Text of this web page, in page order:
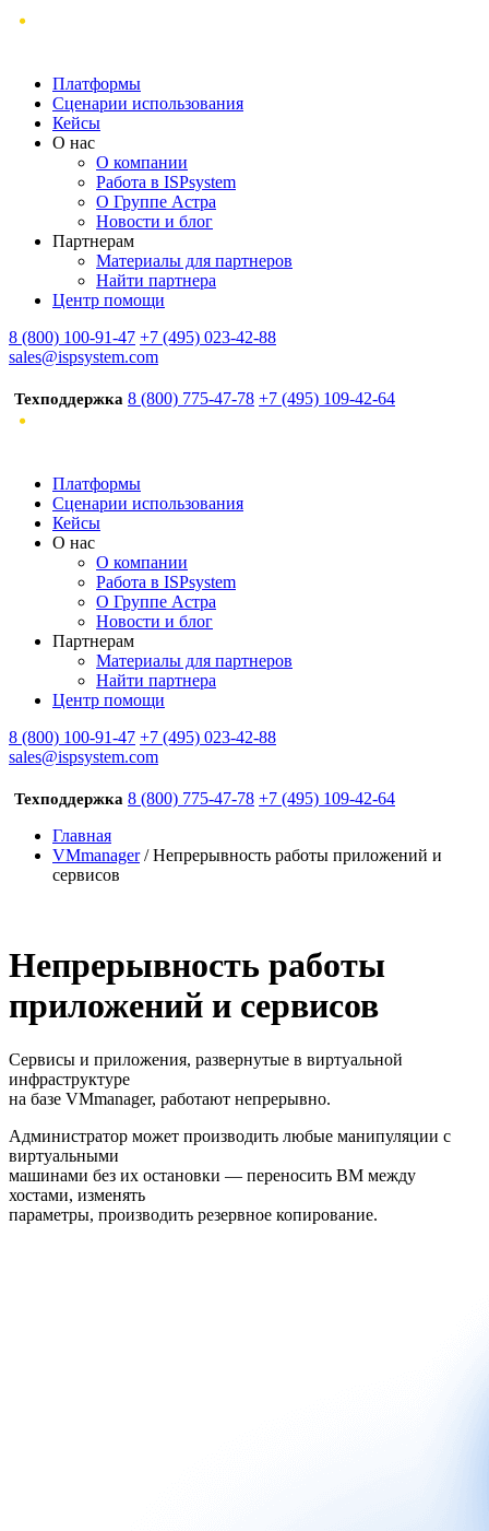
Платформы
Сценарии использования
Кейсы
О нас
О компании
Работа в ISPsystem
О Группе Астра
Новости и блог
Партнерам
Материалы для партнеров
Найти партнера
Центр помощи
8 (800) 100-91-47 +7 (495) 023-42-88
sales@ispsystem.com
Техподдержка 8 (800) 775-47-78 +7 (495) 109-42-64
Платформы
Сценарии использования
Кейсы
О нас
О компании
Работа в ISPsystem
О Группе Астра
Новости и блог
Партнерам
Материалы для партнеров
Найти партнера
Центр помощи
8 (800) 100-91-47 +7 (495) 023-42-88
sales@ispsystem.com
Техподдержка 8 (800) 775-47-78 +7 (495) 109-42-64
Главная
VMmanager/ Непрерывность работы приложений и
сервисов
Непрерывность работы
приложений и сервисов
Сервисы и приложения, развернутые в виртуальной
инфраструктуре
на базе VMmanager, работают непрерывно.
Администратор может производить любые манипуляции с
виртуальными
машинами без их остановки — переносить ВМ между
хостами, изменять
параметры, производить резервное копирование.